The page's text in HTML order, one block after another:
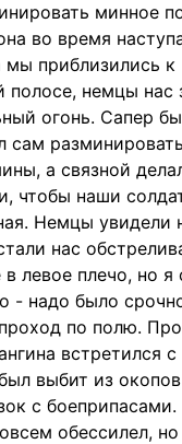
минное
во время
мы приблизились к
полосе, немцы нас
огонь. Сапер
сам
а связной
чтобы наши
Немцы увидели
нас
в левое плечо, но я
- надо было
по полю.
встретился
выбит из
с боеприпасами.
обессилел, но